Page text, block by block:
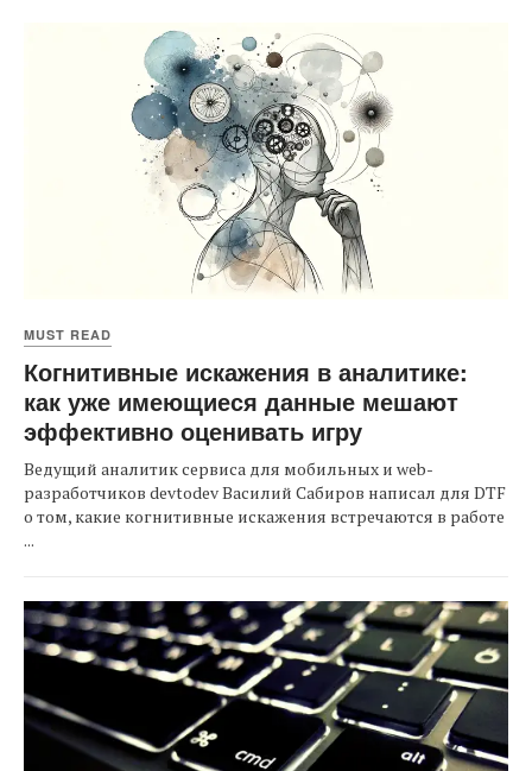
MUST READ
Когнитивные искажения в аналитике:
как уже имеющиеся данные мешают
эффективно оценивать игру
Ведущий аналитик сервиса для мобильных и web-
разработчиков devtodev Василий Сабиров написал для DTF
о том, какие когнитивные искажения встречаются в работе
...